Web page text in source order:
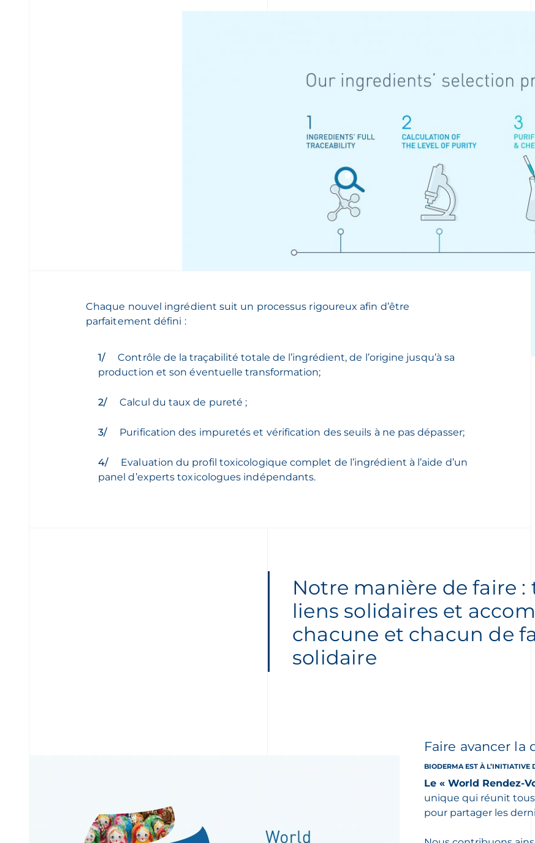
Chaque nouvel ingrédient suit un processus rigoureux afin d’être
parfaitement défini :
Contrôle de la traçabilité totale de l’ingrédient, de l’origine jusqu’à sa
production et son éventuelle transformation;
Calcul du taux de pureté ;
Purification des impuretés et vérification des seuils à ne pas dépasser;
Evaluation du profil toxicologique complet de l’ingrédient à l’aide d’un
panel d’experts toxicologues indépendants.
Notre manière de faire :
liens solidaires et
chacune et chacun de
solidaire
Faire avancer la
BIODERMA EST À L’INITIATIVE
Le « World Rendez-
unique qui réunit
pour partager les